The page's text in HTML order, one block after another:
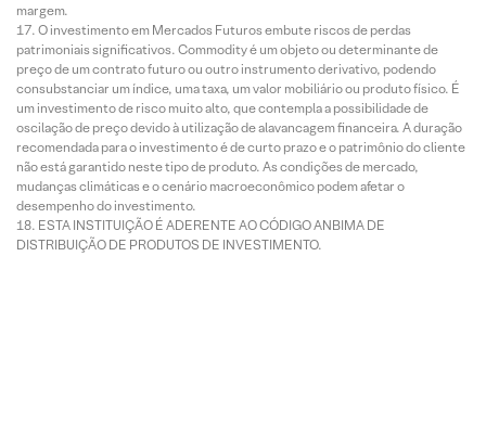
margem.
O investimento em Mercados Futuros embute riscos de perdas
patrimoniais significativos. Commodity é um objeto ou determinante de
preço de um contrato futuro ou outro instrumento derivativo, podendo
consubstanciar um índice, uma taxa, um valor mobiliário ou produto físico. É
um investimento de risco muito alto, que contempla a possibilidade de
oscilação de preço devido à utilização de alavancagem financeira. A duração
recomendada para o investimento é de curto prazo e o patrimônio do cliente
não está garantido neste tipo de produto. As condições de mercado,
mudanças climáticas e o cenário macroeconômico podem afetar o
desempenho do investimento.
ESTA INSTITUIÇÃO É ADERENTE AO CÓDIGO ANBIMA DE
DISTRIBUIÇÃO DE PRODUTOS DE INVESTIMENTO.